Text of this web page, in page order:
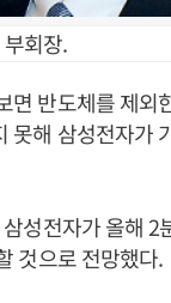
회장.
면 반도체를 제외
못해 삼성전자가
성전자가 올해 2
것으로 전망했다.